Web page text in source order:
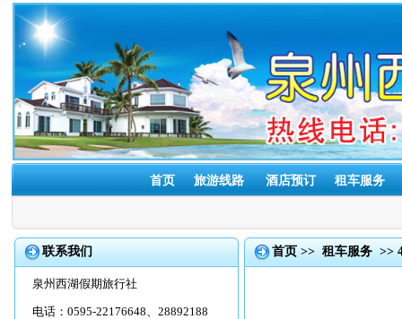
首页 旅游线路 酒店预订 租车服务
联系我们
泉州西湖假期旅行社
电话：0595-22176648、28892188
首页 >> 租车服务 >>